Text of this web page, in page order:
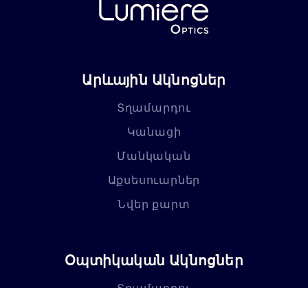
Արևային Ակնոցներ
Տղամարդու
Կանացի
Մանկական
Աքսեսուարներ
Նվեր քարտ
Օպտիկական Ակնոցներ